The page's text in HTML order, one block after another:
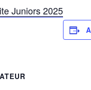
Juniors 2025